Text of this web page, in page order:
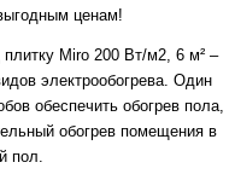
ценам!
Miro 200 Вт/м2, 6 м² –
электрообогрева. Один
обеспечить обогрев пола,
обогрев помещения в
пол.